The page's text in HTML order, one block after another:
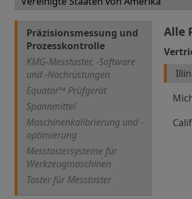
Präzisionsmessung und
Prozesskontrolle
KMG-Messtaster, -Software
und -Nachrüstungen
Equator™ Prüfgerät
Spannmittel
Maschinenkalibrierung und -
optimierung
Messtastersysteme für
Werkzeugmaschinen
Taster für Messtaster
Alle